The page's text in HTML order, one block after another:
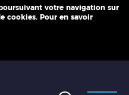
votre navigation sur
cookies. Pour en savoir